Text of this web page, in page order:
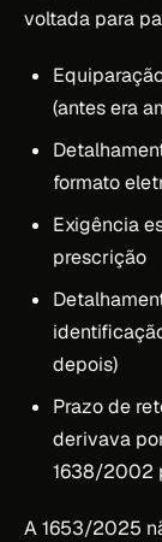
voltada para
(antes era
formato
Exigência
prescrição
depois)
Prazo de
derivava
1638/2002
A 1653/2025